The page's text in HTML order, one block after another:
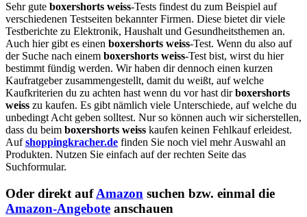
Sehr gute boxershorts weiss-Tests findest du zum Beispiel auf
verschiedenen Testseiten bekannter Firmen. Diese bietet dir viele
Testberichte zu Elektronik, Haushalt und Gesundheitsthemen an.
Auch hier gibt es einen boxershorts weiss-Test. Wenn du also auf
der Suche nach einem boxershorts weiss-Test bist, wirst du hier
bestimmt fündig werden. Wir haben dir dennoch einen kurzen
Kaufratgeber zusammengestellt, damit du weißt, auf welche
Kaufkriterien du zu achten hast wenn du vor hast dirboxershorts
weiss zu kaufen. Es gibt nämlich viele Unterschiede, auf welche du
unbedingt Acht geben solltest. Nur so können auch wir sicherstellen,
dass du beim boxershorts weiss kaufen keinen Fehlkauf erleidest.
Aufshoppingkracher.de finden Sie noch viel mehr Auswahl an
Produkten. Nutzen Sie einfach auf der rechten Seite das
Suchformular.
Oder direkt aufAmazon suchen bzw. einmal die
Amazon-Angebote anschauen